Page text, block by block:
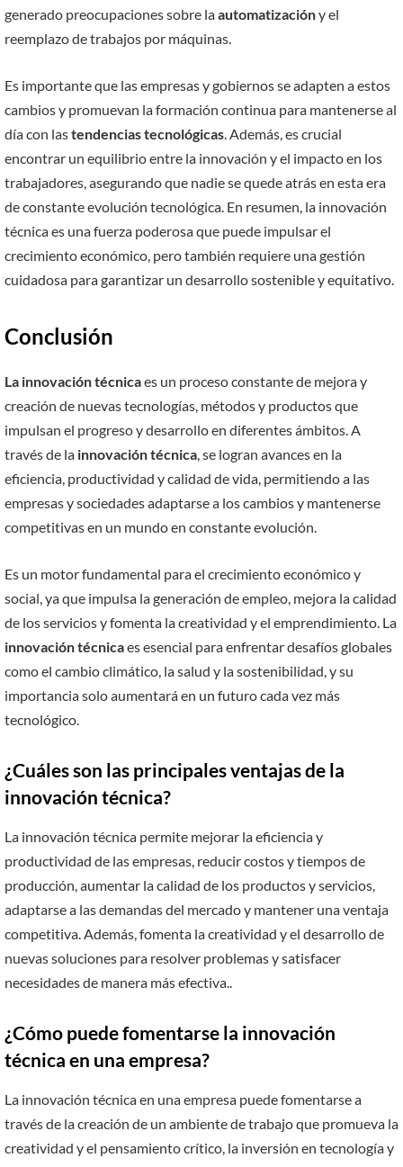
generado preocupaciones sobre laautomatizacióny el
reemplazo de trabajos por máquinas.
Es importante que las empresas y gobiernos se adapten a estos
cambios y promuevan la formación continua para mantenerse al
día con lastendencias tecnológicas . Además, es crucial
encontrar un equilibrio entre la innovación y el impacto en los
trabajadores, asegurando que nadie se quede atrás en esta era
de constante evolución tecnológica. En resumen, la innovación
técnica es una fuerza poderosa que puede impulsar el
crecimiento económico, pero también requiere una gestión
cuidadosa para garantizar un desarrollo sostenible y equitativo.
Conclusión
La innovación técnicaes un proceso constante de mejora y
creación de nuevas tecnologías, métodos y productos que
impulsan el progreso y desarrollo en diferentes ámbitos. A
través de la innovación técnica, se logran avances en la
eficiencia, productividad y calidad de vida, permitiendo a las
empresas y sociedades adaptarse a los cambios y mantenerse
competitivas en un mundo en constante evolución.
Es un motor fundamental para el crecimiento económico y
social, ya que impulsa la generación de empleo, mejora la calidad
de los servicios y fomenta la creatividad y el emprendimiento. La
innovación técnicaes esencial para enfrentar desafíos globales
como el cambio climático, la salud y la sostenibilidad, y su
importancia solo aumentará en un futuro cada vez más
tecnológico.
¿Cuáles son las principales ventajas de la
innovación técnica?
La innovación técnica permite mejorar la eficiencia y
productividad de las empresas, reducir costos y tiempos de
producción, aumentar la calidad de los productos y servicios,
adaptarse a las demandas del mercado y mantener una ventaja
competitiva. Además, fomenta la creatividad y el desarrollo de
nuevas soluciones para resolver problemas y satisfacer
necesidades de manera más efectiva..
¿Cómo puede fomentarse la innovación
técnica en una empresa?
La innovación técnica en una empresa puede fomentarse a
través de la creación de un ambiente de trabajo que promueva la
creatividad y el pensamiento crítico, la inversión en tecnología y